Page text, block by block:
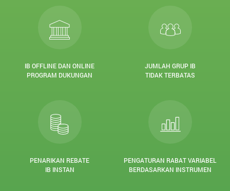
IB OFFLINE DAN ONLINE
PROGRAM DUKUNGAN
JUMLAH GRUP IB
TIDAK TERBATAS
PENARIKAN REBATE
IB INSTAN
PENGATURAN RABAT VARIABEL
BERDASARKAN INSTRUMEN